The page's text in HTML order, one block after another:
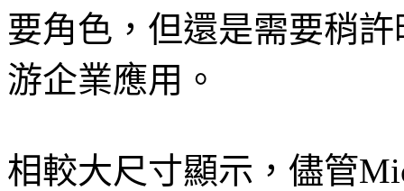
要角色，但還是需要稍
游企業應用。
相較大尺寸顯示，儘管